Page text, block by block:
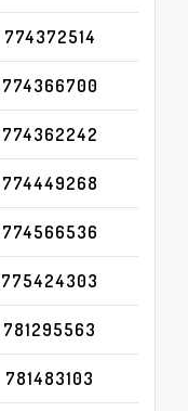
774372514
774366700
774362242
774449268
774566536
775424303
781295563
781483103